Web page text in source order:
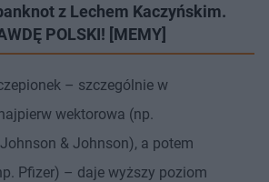
z Lechem Kaczyńskim.
POLSKI! [MEMY]
– szczególnie w
wektorowa (np.
& Johnson), a potem
Pfizer) – daje wyższy poziom